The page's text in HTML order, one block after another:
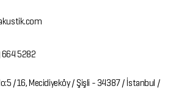
5282
/16, Mecidiyeköy / Şişli - 34387 / İstanbul /